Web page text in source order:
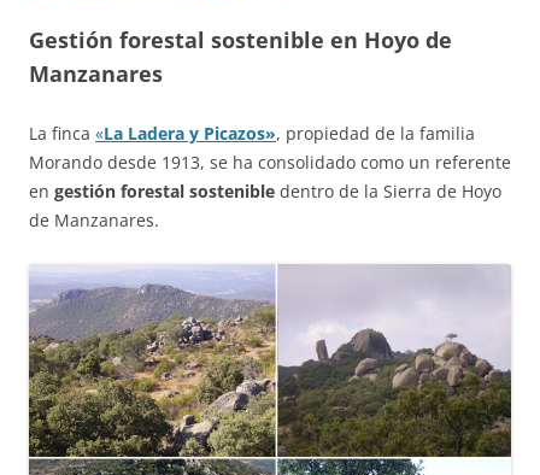
Gestión forestal sostenible en Hoyo de
Manzanares
La finca «La Ladera y Picazos», propiedad de la familia
Morando desde 1913, se ha consolidado como un referente
en gestión forestal sostenible dentro de la Sierra de Hoyo
de Manzanares.